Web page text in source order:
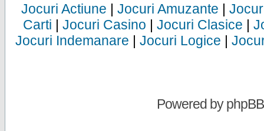
Jocuri Actiune | Jocuri Amuzante |
Carti | Jocuri Casino | Jocuri Clasice |
Jocuri Indemanare | Jocuri Logice |
Powered byphpBB